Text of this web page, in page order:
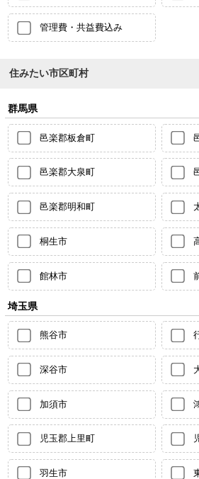
管理費・共益費込み
住みたい市区町村
群馬県
邑楽郡板倉町
邑楽郡大泉町
邑楽郡明和町
桐生市
館林市
埼玉県
熊谷市
深谷市
加須市
児玉郡上里町
羽生市